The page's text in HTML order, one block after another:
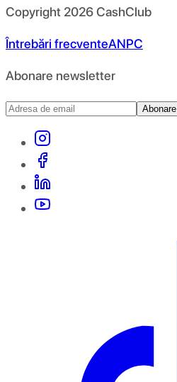
Copyright 2026CashClub
Întrebări frecventeANPC
Abonare newsletter
Abonare